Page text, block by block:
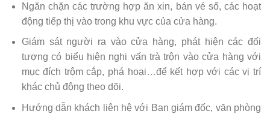
Ngăn chặn các trường hợp ăn xin, bán vé số, các hoạt
động tiếp thị vào trong khu vực của cửa hàng.
Giám sát người ra vào cửa hàng, phát hiện các đối
tượng có biểu hiện nghi vấn trà trộn vào cửa hàng với
mục đích trộm cắp, phá hoại…để kết hợp với các vị trí
khác chủ động theo dõi.
Hướng dẫn khách liên hệ với Ban giám đốc, văn phòng